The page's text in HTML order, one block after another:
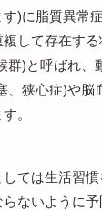
す)に脂質異常
して存在す
群)と呼ばれ、
、狭心症)や脳
。
ては生活習
ないように